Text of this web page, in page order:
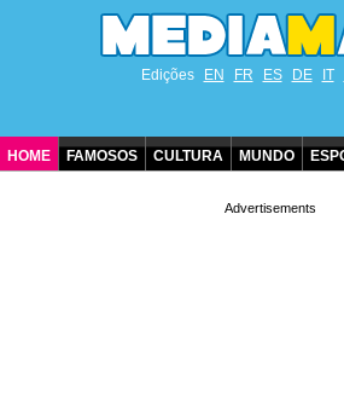
Edições EN FR ES DE IT
HOME FAMOSOS CULTURA MUNDO